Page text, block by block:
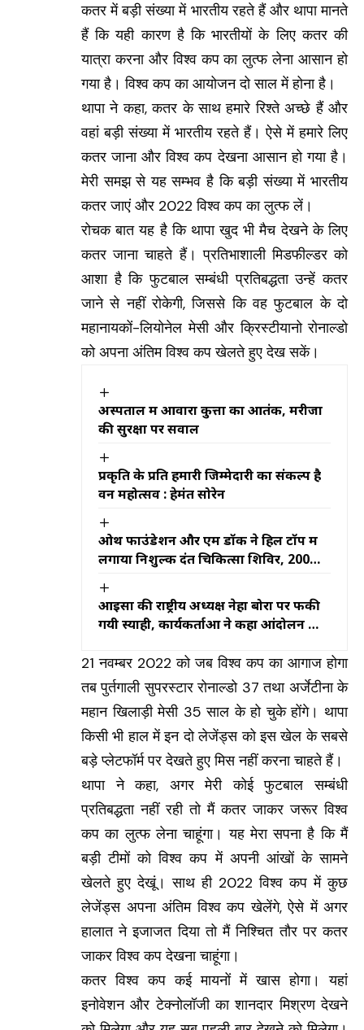
कतर में बड़ी संख्या में भारतीय रहते हैं और थापा मानते
हैं कि यही कारण है कि भारतीयों के लिए कतर की
यात्रा करना और विश्व कप का लुत्फ लेना आसान हो
गया है। विश्व कप का आयोजन दो साल में होना है।
थापा ने कहा, कतर के साथ हमारे रिश्ते अच्छे हैं और
वहां बड़ी संख्या में भारतीय रहते हैं। ऐसे में हमारे लिए
कतर जाना और विश्व कप देखना आसान हो गया है।
मेरी समझ से यह सम्भव है कि बड़ी संख्या में भारतीय
कतर जाएं और 2022 विश्व कप का लुत्फ लें।
रोचक बात यह है कि थापा खुद भी मैच देखने के लिए
कतर जाना चाहते हैं। प्रतिभाशाली मिडफील्डर को
आशा है कि फुटबाल सम्बंधी प्रतिबद्धता उन्हें कतर
जाने से नहीं रोकेगी, जिससे कि वह फुटबाल के दो
महानायकों-लियोनेल मेसी और क्रिस्टीयानो रोनाल्डो
को अपना अंतिम विश्व कप खेलते हुए देख सकें।
अस्पताल में आवारा कुत्तों का आतंक, मरीजों
की सुरक्षा पर सवाल
प्रकृति के प्रति हमारी जिम्मेदारी का संकल्प है
वन महोत्सव : हेमंत सोरेन
ओथ फाउंडेशन और एम डॉक ने हिल टॉप में
लगाया निशुल्क दंत चिकित्सा शिविर, 200
आइसा की राष्ट्रीय अध्यक्ष नेहा बोरा पर फेंकी
गयी स्याही, कार्यकर्ताओं ने कहा आंदोलन को
21 नवम्बर 2022 को जब विश्व कप का आगाज होगा
तब पुर्तगाली सुपरस्टार रोनाल्डो 37 तथा अर्जेटीना के
महान खिलाड़ी मेसी 35 साल के हो चुके होंगे। थापा
किसी भी हाल में इन दो लेजेंड्स को इस खेल के सबसे
बड़े प्लेटफॉर्म पर देखते हुए मिस नहीं करना चाहते हैं।
थापा ने कहा, अगर मेरी कोई फुटबाल सम्बंधी
प्रतिबद्धता नहीं रही तो मैं कतर जाकर जरूर विश्व
कप का लुत्फ लेना चाहूंगा। यह मेरा सपना है कि मैं
बड़ी टीमों को विश्व कप में अपनी आंखों के सामने
खेलते हुए देखूं। साथ ही 2022 विश्व कप में कुछ
लेजेंड्स अपना अंतिम विश्व कप खेलेंगे, ऐसे में अगर
हालात ने इजाजत दिया तो मैं निश्चित तौर पर कतर
जाकर विश्व कप देखना चाहूंगा।
कतर विश्व कप कई मायनों में खास होगा। यहां
इनोवेशन और टेक्नोलॉजी का शानदार मिश्रण देखने